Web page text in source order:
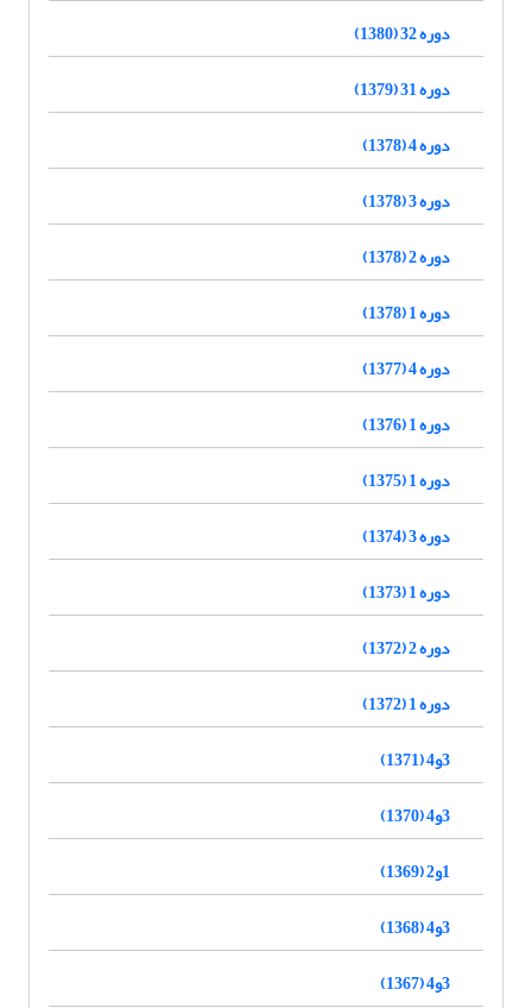
دوره 32 (1380)
دوره 31 (1379)
دوره 4 (1378)
دوره 3 (1378)
دوره 2 (1378)
دوره 1 (1378)
دوره 4 (1377)
دوره 1 (1376)
دوره 1 (1375)
دوره 3 (1374)
دوره 1 (1373)
دوره 2 (1372)
دوره 1 (1372)
3و4 (1371)
3و4 (1370)
1و2 (1369)
3و4 (1368)
3و4 (1367)